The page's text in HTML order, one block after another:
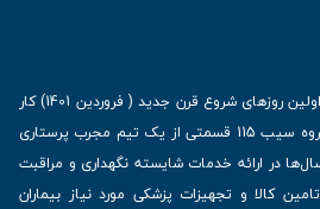
فروشگاه اینترنتی سیب 115 در اولین روزهای شروع قرن جدید ( فروردین 1401) کار
خود را آغاز کرد. از آنجایی که گروه سیب 115 قسمتی از یک تیم مجرب پرستاری
در ارائه خدمات شایسته نگهداری و مراقبت
کالا و تجهیزات پزشکی مورد نیاز بیماران